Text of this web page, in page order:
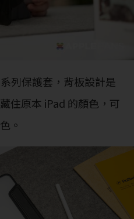
列保護套，背板設計是
藏住原本 iPad 的顏色，可
。